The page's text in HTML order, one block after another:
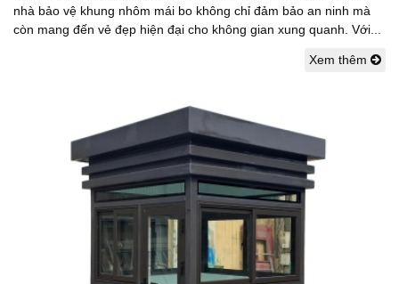
nhà bảo vệ khung nhôm mái bo không chỉ đảm bảo an ninh mà
còn mang đến vẻ đẹp hiện đại cho không gian xung quanh. Với...
Xem thêm